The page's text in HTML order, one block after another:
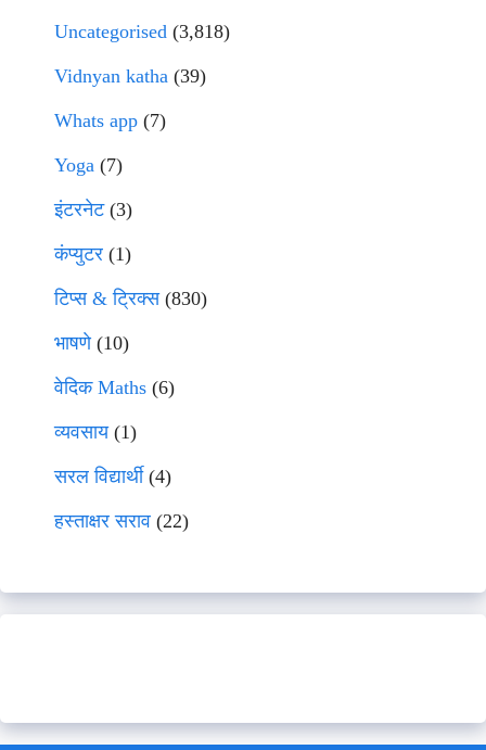
Uncategorised (3,818)
Vidnyan katha (39)
Whats app (7)
Yoga (7)
इंटरनेट(3)
कंप्युटर (1)
टिप्स & ट्रिक्स(830)
भाषणे(10)
वेदिक Maths (6)
व्यवसाय(1)
सरल विद्यार्थी(4)
हस्ताक्षर सराव (22)